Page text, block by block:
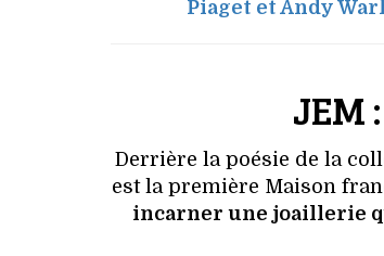
Piaget et Andy
JEM
Derrière la poésie de la
est la première Maison
incarner une joaillerie